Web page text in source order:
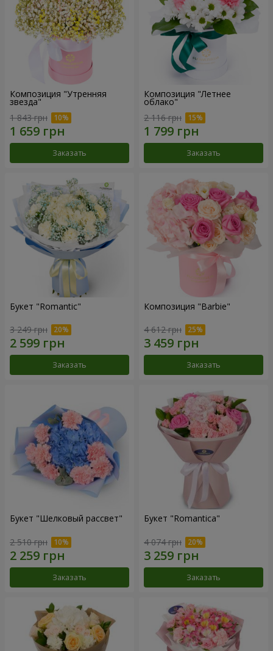
Композиция "Утренняя
звезда"
1 843 грн
Заказать
Композиция "Летнее
облако"
2 116 грн
Заказать
Букет "Romantic"
3 249 грн
Заказать
Композиция "Barbie"
4 612 грн
Заказать
Букет "Шелковый рассвет"
2 510 грн
Заказать
Букет "Romantica"
4 074 грн
Заказать